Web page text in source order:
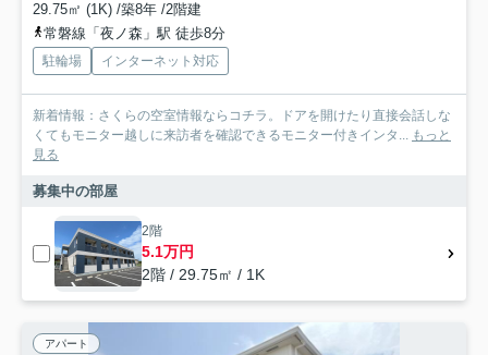
29.75㎡ (1K) /築8年 /2階建
常磐線「夜ノ森」駅 徒歩8分
駐輪場 インターネット対応
新着情報：さくらの空室情報ならコチラ。ドアを開けたり直接会話しな
くてもモニター越しに来訪者を確認できるモニター付きインタ... もっと
見る
募集中の部屋
2階
5.1万円
2階 / 29.75㎡ / 1K
アパート